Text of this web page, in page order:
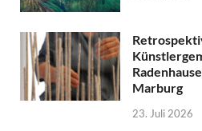
Marburg
23. Juli 2026